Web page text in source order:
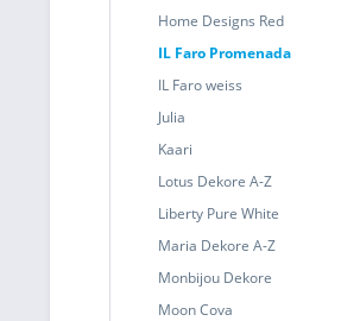
Home Designs Red
IL Faro Promenada
IL Faro weiss
Julia
Kaari
Lotus Dekore A-Z
Liberty Pure White
Maria Dekore A-Z
Monbijou Dekore
Moon Cova